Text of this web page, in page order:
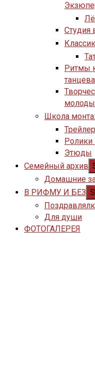
Студия
Ритмы
Школа
Ролики
Этюды
Семейный архив
Домашние
В РИФМУ И БЕЗ
Для души
ФОТОГАЛЕРЕЯ